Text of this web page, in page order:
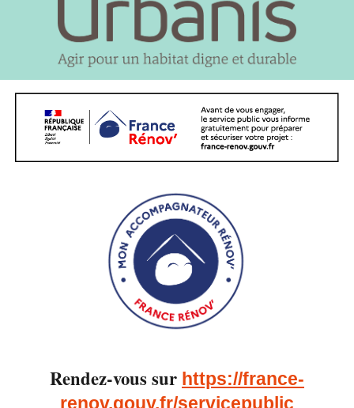
Rendez-vous sur https://france-
renov.gouv.fr/servicepublic